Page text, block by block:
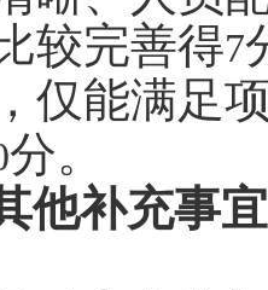
较完善得7
仅能满足
分。
他补充事宜